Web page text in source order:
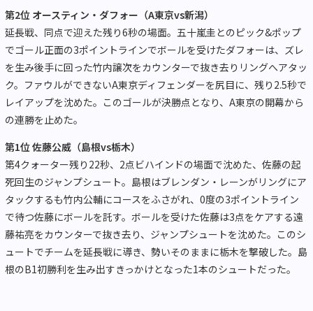
第2位 オースティン・ダフォー（A東京vs新潟）
延長戦、同点で迎えた残り6秒の場面。五十嵐圭とのピック&ポップ
でゴール正面の3ポイントラインでボールを受けたダフォーは、ズレ
を生み後手に回った竹内譲次をカウンターで抜き去りリングへアタッ
ク。ファウルができないA東京ディフェンダーを尻目に、残り2.5秒で
レイアップを沈めた。このゴールが決勝点となり、A東京の開幕から
の連勝を止めた。
第1位 佐藤公威（島根vs栃木）
第4クォーター残り22秒、2点ビハインドの場面で沈めた、佐藤の起
死回生のジャンプシュート。島根はブレンダン・レーンがリングにア
タックするも竹内公輔にコースをふさがれ、0度の3ポイントライン
で待つ佐藤にボールを託す。ボールを受けた佐藤は3点をケアする遠
藤祐亮をカウンターで抜き去り、ジャンプシュートを沈めた。このシ
ュートでチームを延長戦に導き、勢いそのままに栃木を撃破した。島
根のB1初勝利を生み出すきっかけとなった1本のシュートだった。